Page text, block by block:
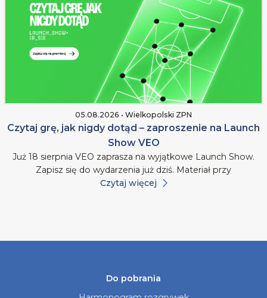
05.08.2026 • Wielkopolski ZPN
Czytaj grę, jak nigdy dotąd – zaproszenie na Launch
Show VEO
Już 18 sierpnia VEO zaprasza na wyjątkowe Launch Show.
Zapisz się do wydarzenia już dziś. Materiał przy
Czytaj więcej
Do pobrania